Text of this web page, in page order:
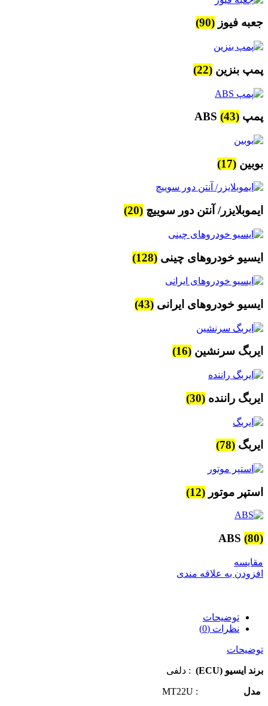
جعبه فیوز (90)
پمپ بنزین (22)
پمپ ABS (43)
بوبین (17)
ایموبلایزر/ آنتن دور سوییچ (20)
ایسیو خودروهای چینی (128)
ایسیو خودروهای ایرانی (43)
ایربگ سرنشین (16)
ایربگ راننده (30)
ایربگ (78)
استپر موتور (12)
ABS (80)
مقایسه
افزودن به علاقه مندی
توضیحات
نظرات (0)
توضیحات
برند ایسیو (ECU) : دلفی
مدل : MT22U